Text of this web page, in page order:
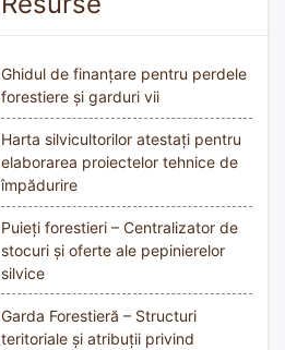
Ghidul de finanțare pentru perdele
forestiere și garduri vii
Harta silvicultorilor atestați pentru
elaborarea proiectelor tehnice de
împădurire
Puieți forestieri – Centralizator de
stocuri și oferte ale pepinierelor
silvice
Garda Forestieră – Structuri
teritoriale și atribuții privind